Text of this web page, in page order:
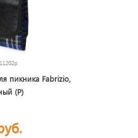
пикника Fabrizio,
(P)